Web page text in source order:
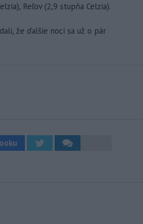
Reľov (2,9 stupňa Celzia).
že ďalšie noci sa už o pár